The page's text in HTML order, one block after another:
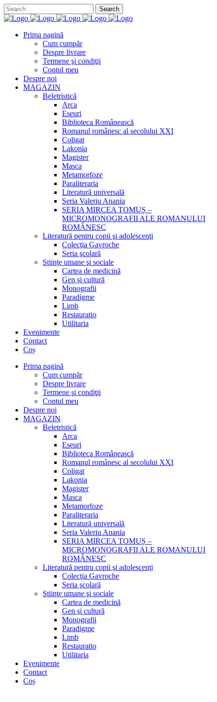
Prima pagină
Cum cumpăr
Despre livrare
Termene şi condiţii
Contul meu
Despre noi
MAGAZIN
Beletristică
Arca
Eseuri
Biblioteca Românească
Romanul românesc al secolului XXI
Coligat
Lakonia
Magister
Masca
Metamorfoze
Paraliteraria
Literatură universală
Seria Valeriu Anania
SERIA MIRCEA TOMUȘ –
MICROMONOGRAFII ALE ROMANULUI
ROMÂNESC
Literatură pentru copii şi adolescenţi
Colecţia Gavroche
Seria şcolară
Ştiinţe umane şi sociale
Cartea de medicină
Gen şi cultură
Monografii
Paradigme
Limb
Restauratio
Utilitaria
Evenimente
Contact
Coș
Prima pagină
Cum cumpăr
Despre livrare
Termene şi condiţii
Contul meu
Despre noi
MAGAZIN
Beletristică
Arca
Eseuri
Biblioteca Românească
Romanul românesc al secolului XXI
Coligat
Lakonia
Magister
Masca
Metamorfoze
Paraliteraria
Literatură universală
Seria Valeriu Anania
SERIA MIRCEA TOMUȘ –
MICROMONOGRAFII ALE ROMANULUI
ROMÂNESC
Literatură pentru copii şi adolescenţi
Colecţia Gavroche
Seria şcolară
Ştiinţe umane şi sociale
Cartea de medicină
Gen şi cultură
Monografii
Paradigme
Limb
Restauratio
Utilitaria
Evenimente
Contact
Coș